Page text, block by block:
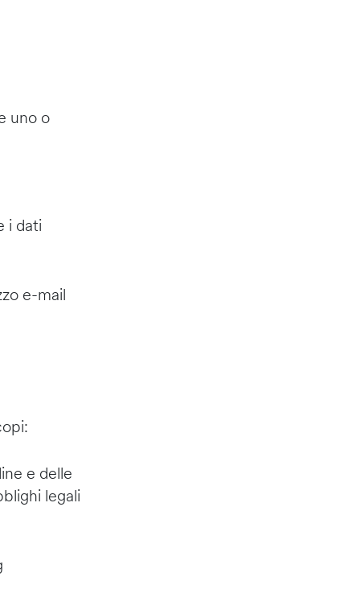
uno o
i dati
e-mail
e delle
legali